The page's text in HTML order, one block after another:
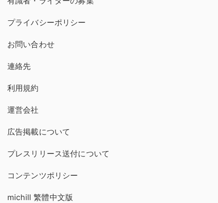
プライバシーポリシー
お問い合わせ
連絡先
利用規約
運営会社
広告掲載について
プレスリリース送付について
コンテンツポリシー
michill 繁體中文版